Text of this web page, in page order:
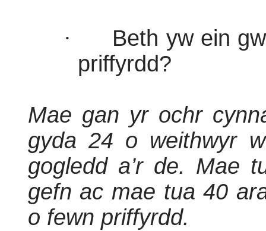
·
Beth yw ein
priffyrdd?
Mae gan yr ochr
gyda 24 o weithwyr
gogledd a’r de. Mae
gefn ac mae tua 40
o fewn priffyrdd.